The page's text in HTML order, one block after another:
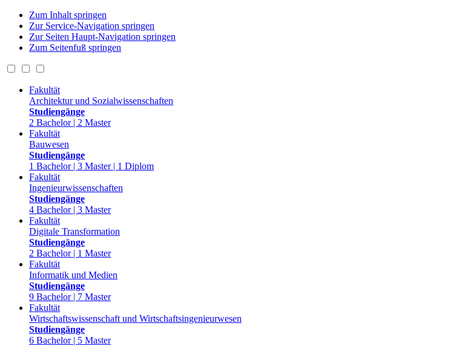
Zum Inhalt springen
Zur Service-Navigation springen
Zur Seiten Haupt-Navigation springen
Zum Seitenfuß springen
Fakultät
Architektur und Sozialwissenschaften
Studiengänge
2 Bachelor | 2 Master
Fakultät
Bauwesen
Studiengänge
1 Bachelor | 3 Master | 1 Diplom
Fakultät
Ingenieurwissenschaften
Studiengänge
4 Bachelor | 3 Master
Fakultät
Digitale Transformation
Studiengänge
2 Bachelor | 1 Master
Fakultät
Informatik und Medien
Studiengänge
9 Bachelor | 7 Master
Fakultät
Wirtschaftswissenschaft und Wirtschaftsingenieurwesen
Studiengänge
6 Bachelor | 5 Master